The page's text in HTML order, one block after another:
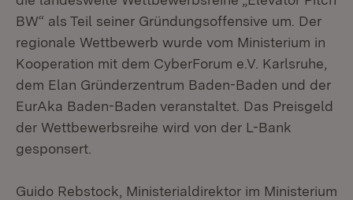
BW“ als Teil seiner Gründungsoffensive um. Der
regionale Wettbewerb wurde vom Ministerium in
Kooperation mit dem CyberForum e.V. Karlsruhe,
dem Elan Gründerzentrum Baden-Baden und der
EurAka Baden-Baden veranstaltet. Das Preisgeld
der Wettbewerbsreihe wird von der L-Bank
gesponsert.
Guido Rebstock, Ministerialdirektor im Ministerium